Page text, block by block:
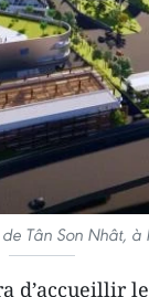
Tân Son Nhât, à
d’accueillir